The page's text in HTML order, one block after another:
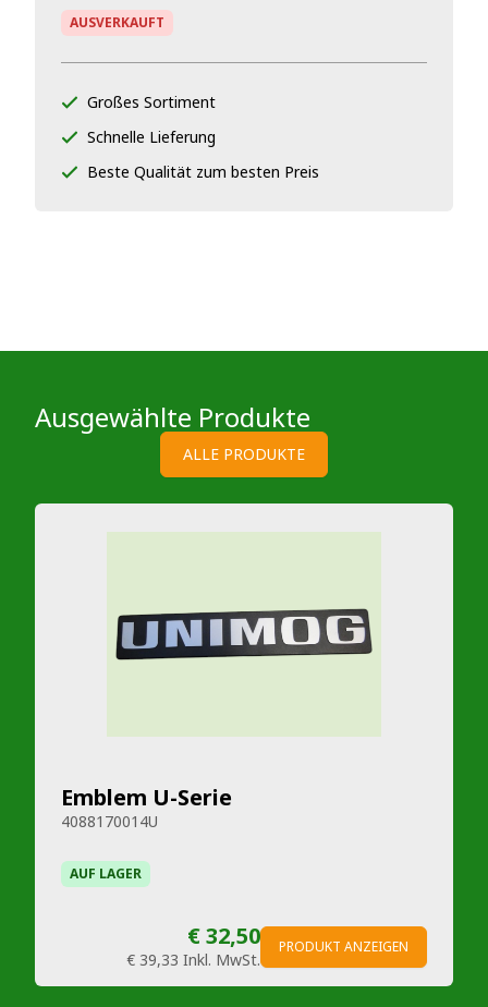
AUSVERKAUFT
Großes Sortiment
Schnelle Lieferung
Beste Qualität zum besten Preis
Ausgewählte Produkte
ALLE PRODUKTE
Emblem U-Serie
4088170014U
AUF LAGER
€ 32,50
€ 39,33 Inkl. MwSt.
PRODUKT ANZEIGEN